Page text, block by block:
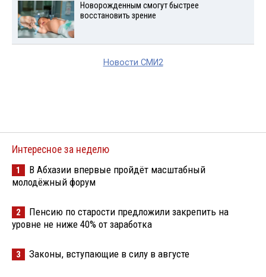
Новорожденным смогут быстрее
восстановить зрение
Новости СМИ2
Интересное за неделю
1
В Абхазии впервые пройдёт масштабный
молодёжный форум
2
Пенсию по старости предложили закрепить на
уровне не ниже 40% от заработка
3 Законы, вступающие в силу в августе